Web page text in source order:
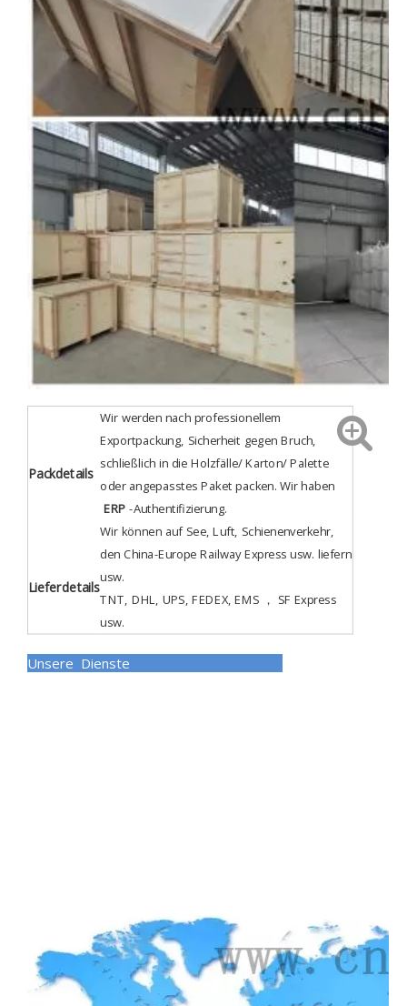
Packdetails
Wir werden nach professionellem
Exportpackung, Sicherheit gegen Bruch,
schließlich in die Holzfälle/ Karton/ Palette
oder angepasstes Paket packen. Wir haben
ERP -Authentifizierung.
Lieferdetails
Wir können auf See, Luft, Schienenverkehr,
den China-Europe Railway Express usw. liefern
usw.
TNT, DHL, UPS, FEDEX, EMS ， SF Express
usw.
Unsere Dienste